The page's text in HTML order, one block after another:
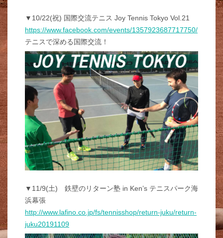
▼10/22(祝) 国際交流テニス Joy Tennis Tokyo Vol.21
https://www.facebook.com/events/1357923687717750/
テニスで深める国際交流！
▼11/9(土) 鉄壁のリターン塾 in Ken’s テニスパーク海
浜幕張
http://www.lafino.co.jp/fs/tennisshop/return-juku/return-
juku20191109